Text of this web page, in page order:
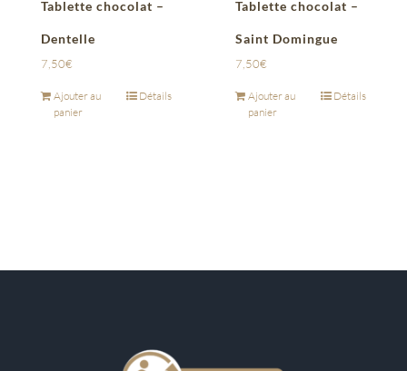
Tablette chocolat –
Dentelle
7,50€
Ajouter au
panier
Détails
Tablette chocolat –
Saint Domingue
7,50€
Ajouter au
panier
Détails